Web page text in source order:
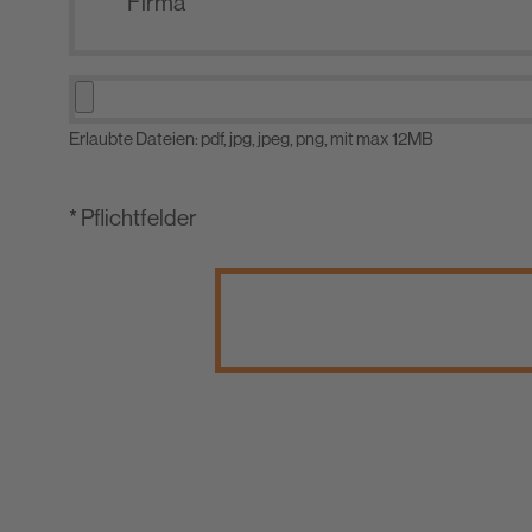
Erlaubte Dateien: pdf, jpg, jpeg, png, mit max 12MB
* Pflichtfelder